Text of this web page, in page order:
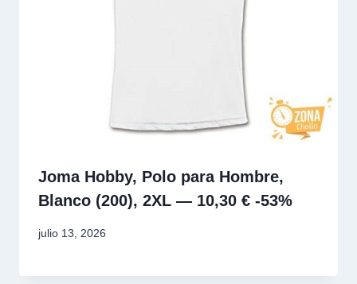
Joma Hobby, Polo para Hombre,
Blanco (200), 2XL — 10,30 € -53%
julio 13, 2026